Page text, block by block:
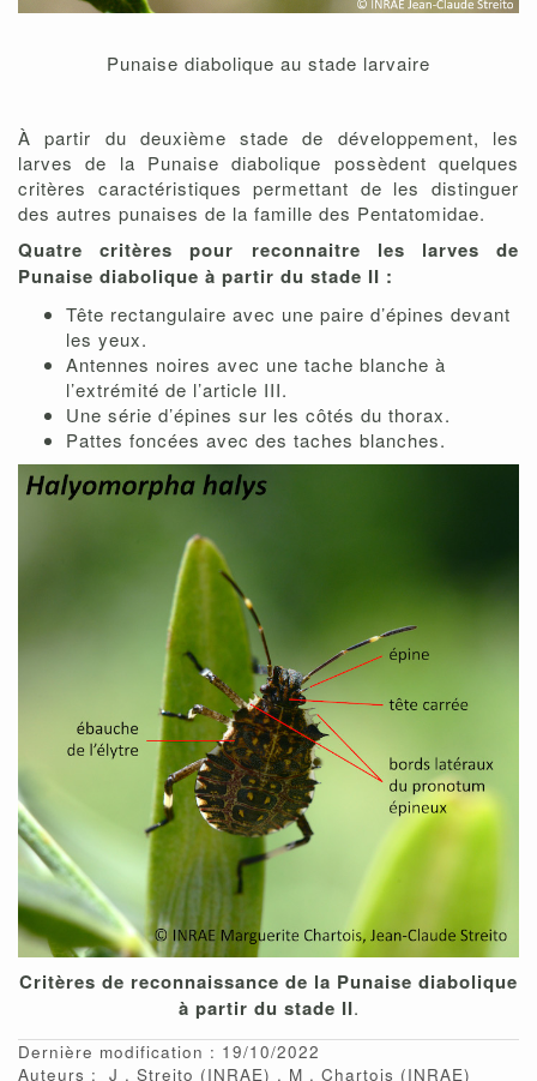
Punaise diabolique au stade larvaire
À partir du deuxième stade de développement, les
larves de la Punaise diabolique possèdent quelques
critères caractéristiques permettant de les distinguer
des autres punaises de la famille des Pentatomidae.
Quatre critères pour reconnaitre les larves de
Punaise diabolique à partir du stade II :
Tête rectangulaire avec une paire d’épines devant
les yeux.
Antennes noires avec une tache blanche à
l’extrémité de l’article III.
Une série d’épines sur les côtés du thorax.
Pattes foncées avec des taches blanches.
Critères de reconnaissance de la Punaise diabolique
à partir du stade II.
Dernière modification : 19/10/2022
Auteurs :
J Streito (INRAE) M Chartois (INRAE)